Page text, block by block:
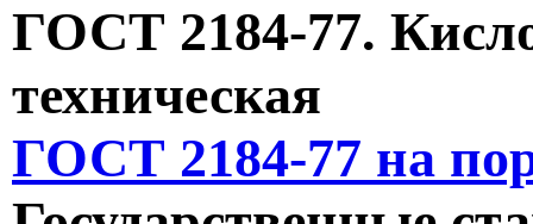
ГОСТ 2184-77.
техническая
ГОСТ 2184-77 на